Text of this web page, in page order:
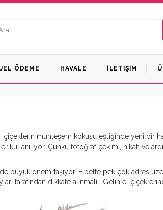
ÖDEME HAVALE İLETIŞIM
muhteşem kokusu eşliğinde yeni bir
kullanılıyor. Çünkü fotoğraf çekimi, nikah ve
büyük önem taşıyor. Elbette pek çok adres
tarafından dikkate alınmalı… Gelin el